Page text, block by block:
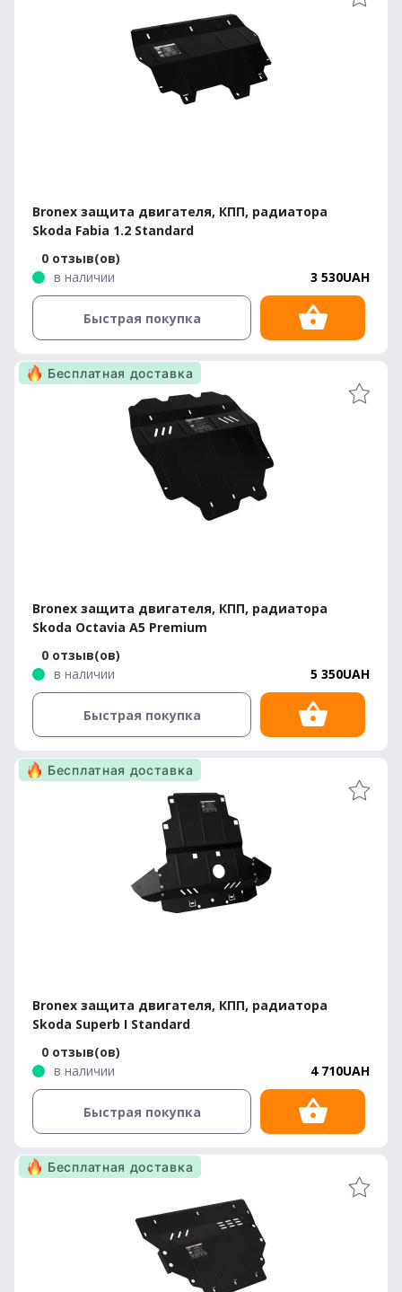
Bronex защита двигателя, КПП, радиатора
Skoda Fabia 1.2 Standard
0 отзыв(ов)
в наличии
3 530UAH
Быстрая покупка
Bronex защита двигателя, КПП, радиатора
Skoda Octavia A5 Premium
0 отзыв(ов)
в наличии
5 350UAH
Бесплатная доставка
Быстрая покупка
Bronex защита двигателя, КПП, радиатора
Skoda Superb I Standard
0 отзыв(ов)
в наличии
4 710UAH
Бесплатная доставка
Быстрая покупка
Бесплатная доставка